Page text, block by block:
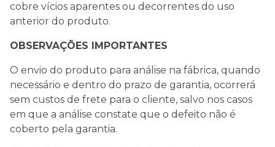
cobre vícios aparentes ou decorrentes do uso
anterior do produto.
OBSERVAÇÕES IMPORTANTES
O envio do produto para análise na fábrica, quando
necessário e dentro do prazo de garantia, ocorrerá
sem custos de frete para o cliente, salvo nos casos
em que a análise constate que o defeito não é
coberto pela garantia.